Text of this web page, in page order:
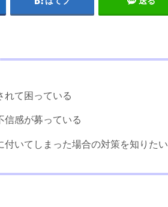
れて困っている
信感が募っている
付いてしまった場合の対策を知りたい